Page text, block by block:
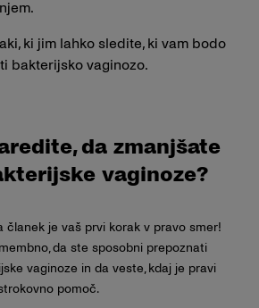
ki jim lahko sledite, ki vam bodo
bakterijsko vaginozo.
da zmanjšate
vaginoze?
članek je vaš prvi korak v pravo smer!
da ste sposobni prepoznati
vaginoze in da veste, kdaj je pravi
pomoč.